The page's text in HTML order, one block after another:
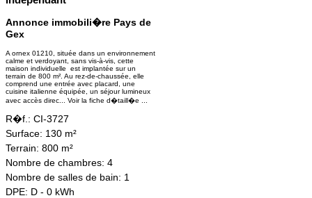
Annonce immobili�re Pays de
Gex
A ornex 01210, située dans un environnement
calme et verdoyant, sans vis-à-vis, cette
maison individuelle est implantée sur un
terrain de 800 m². Au rez-de-chaussée, elle
comprend une entrée avec placard, une
cuisine italienne équipée, un séjour lumineux
avec accès direc... Voir la fiche d�taill�e ...
R�f.: CI-3727
Surface: 130 m²
Terrain: 800 m²
Nombre de chambres: 4
Nombre de salles de bain: 1
DPE: D - 0 kWh